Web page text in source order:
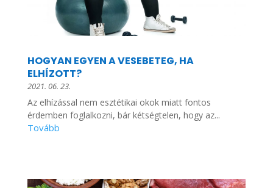
HOGYAN EGYEN A VESEBETEG, HA
ELHÍZOTT?
2021. 06. 23.
Az elhízással nem esztétikai okok miatt fontos
érdemben foglalkozni, bár kétségtelen, hogy az...